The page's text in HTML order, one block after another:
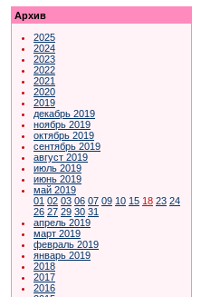
Архив
2025
2024
2023
2022
2021
2020
2019
декабрь 2019
ноябрь 2019
октябрь 2019
сентябрь 2019
август 2019
июль 2019
июнь 2019
май 2019
01 02 03 06 07 09 10 15 18 23 24
26 27 29 30 31
апрель 2019
март 2019
февраль 2019
январь 2019
2018
2017
2016